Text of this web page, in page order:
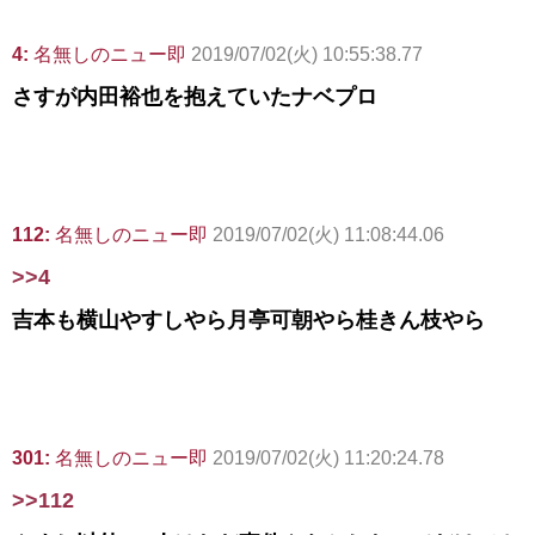
4: 名無しのニュー即 2019/07/02(火) 10:55:38.77
さすが内田裕也を抱えていたナベプロ
112: 名無しのニュー即 2019/07/02(火) 11:08:44.06
>>4
吉本も横山やすしやら月亭可朝やら桂きん枝やら
301: 名無しのニュー即 2019/07/02(火) 11:20:24.78
>>112